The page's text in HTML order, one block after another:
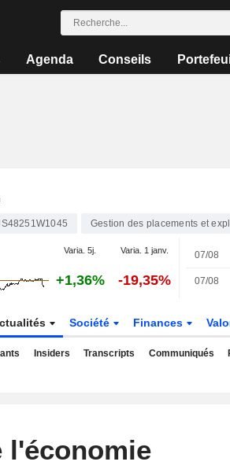
Agenda Conseils
Gestion des placements et
Varia. 5j. Varia. 1 janv.
+1,36% -19,35%
07/08
07/08
Société Finances
Insiders Transcripts Communiqués
l'économie